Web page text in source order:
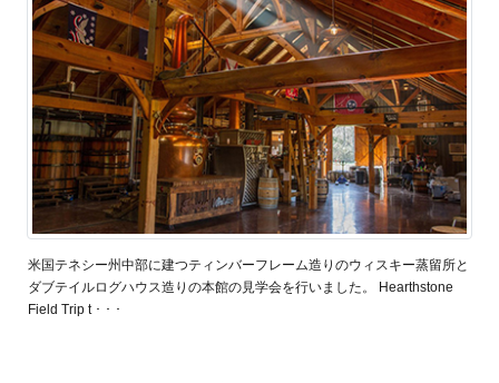
米国テネシー州中部に建つティンバーフレーム造りのウィスキー蒸留所と
ダブテイルログハウス造りの本館の見学会を行いました。 Hearthstone
Field Trip t ･ ･ ･